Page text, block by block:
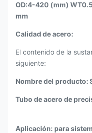
OD:4-420 (mm)
mm
Calidad de acero:
El contenido de la
siguiente:
Nombre del producto:
Tubo de acero de
Aplicación: para